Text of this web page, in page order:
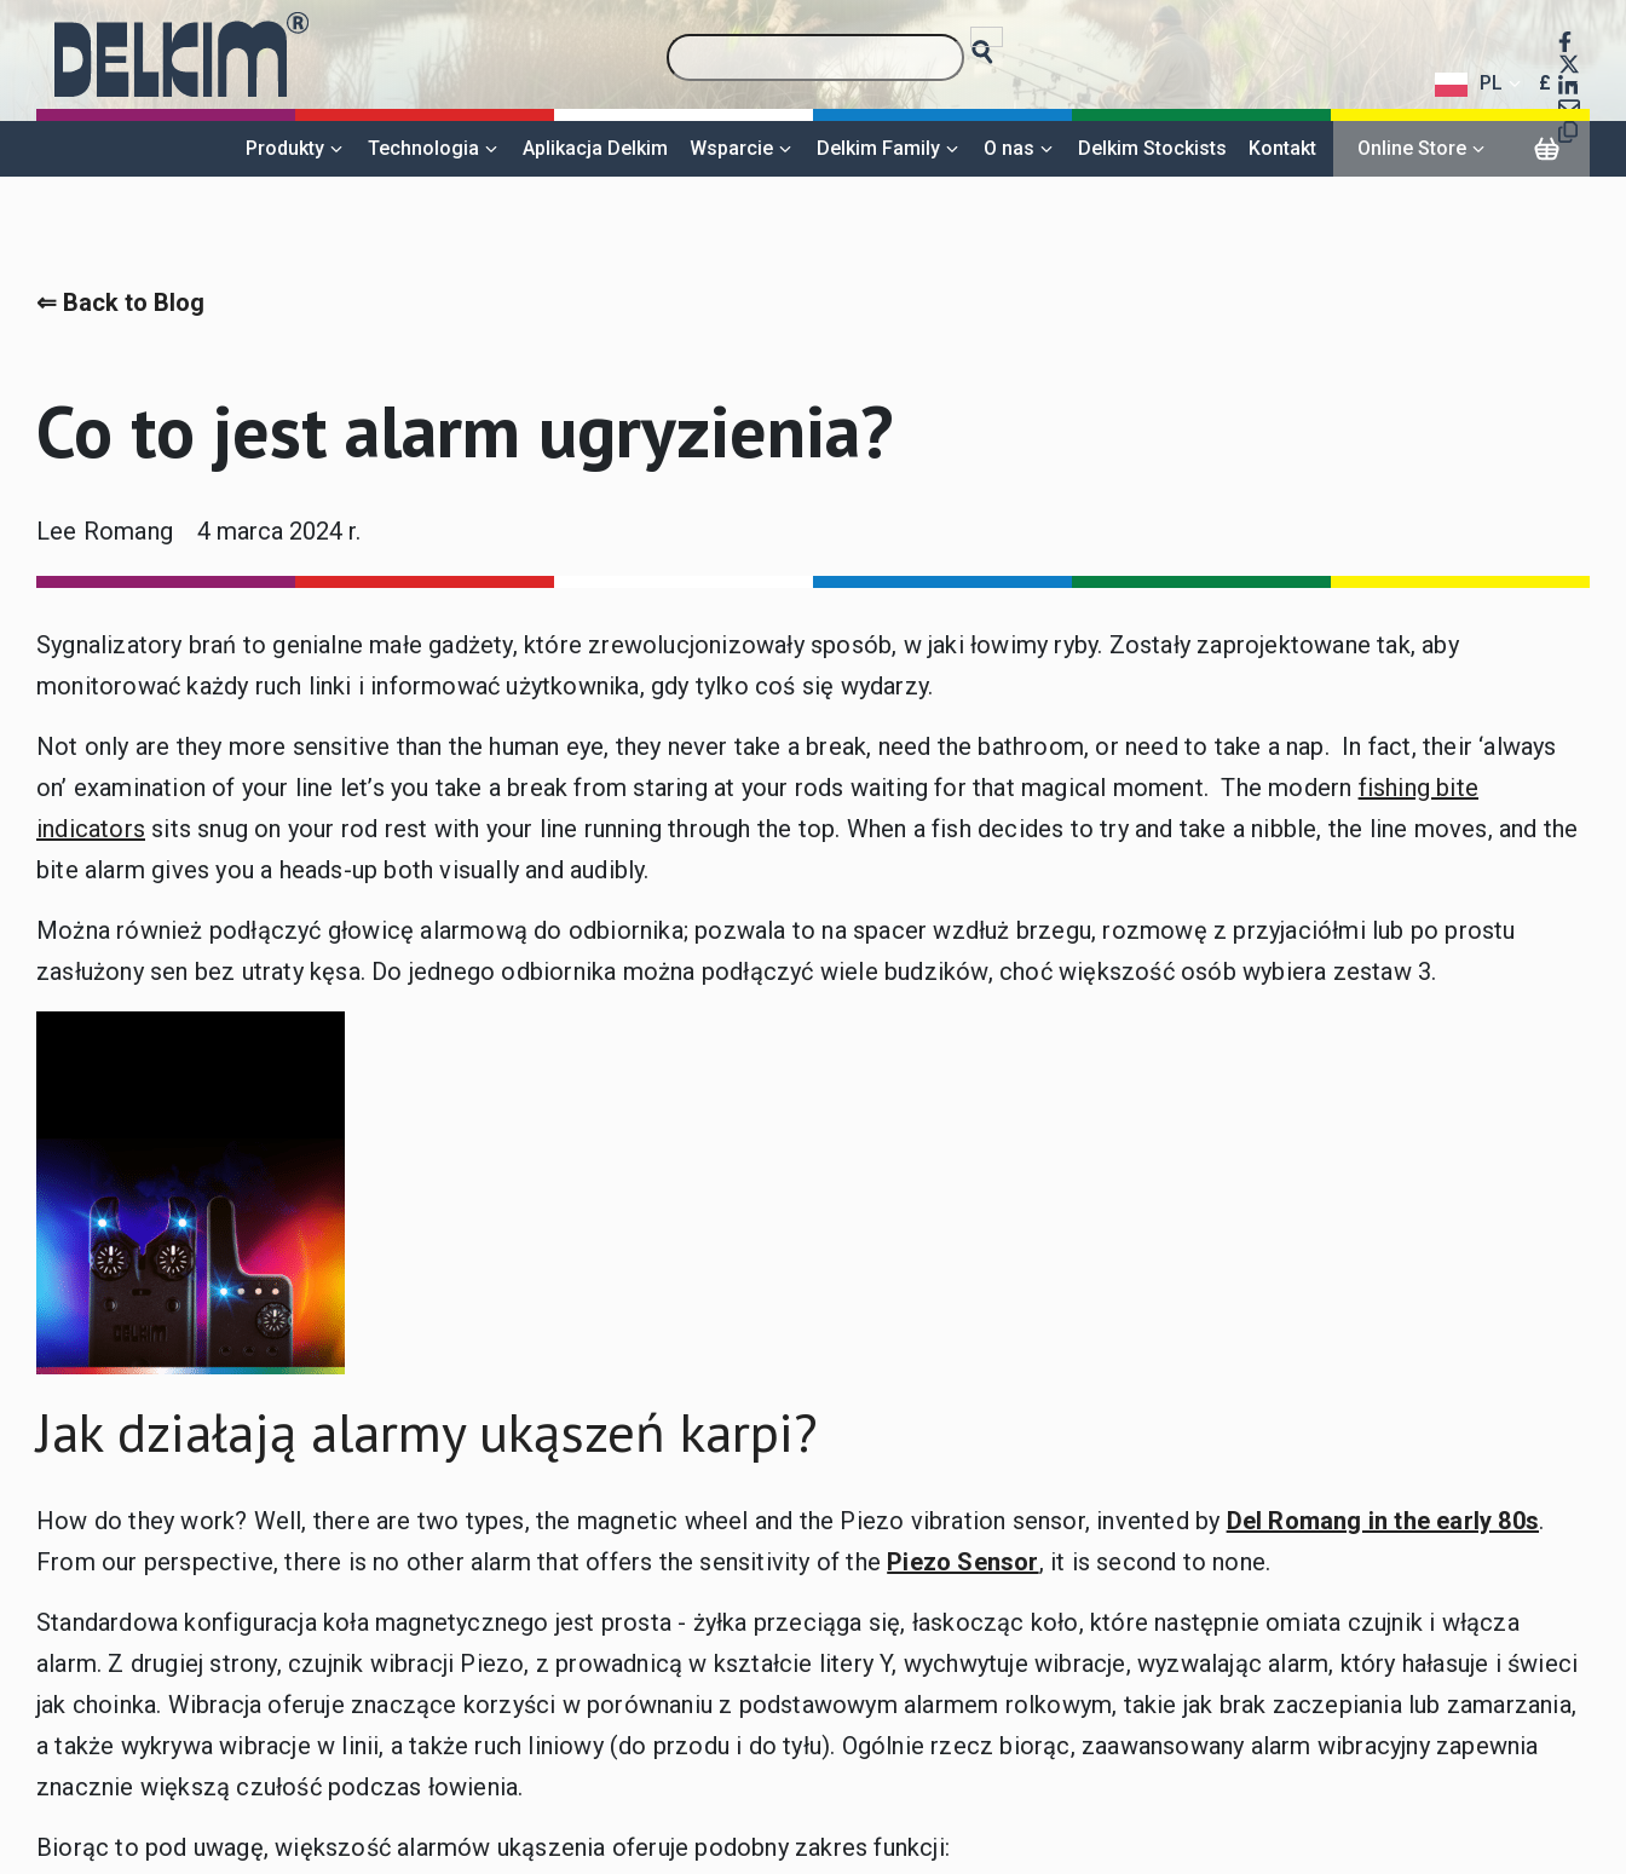
Produkty Technologia Aplikacja Delkim Wsparcie Delkim Family O nas Delkim Stockists Kontakt Online Store
PL £
€
⇐ Back to Blog
Co to jest alarm ugryzienia?
Lee Romang 4 marca 2024 r.
Sygnalizatory brań to genialne małe gadżety, które zrewolucjonizowały sposób, w jaki łowimy ryby. Zostały zaprojektowane tak, aby
monitorować każdy ruch linki i informować użytkownika, gdy tylko coś się wydarzy.
Not only are they more sensitive than the human eye, they never take a break, need the bathroom, or need to take a nap. In fact, their ‘always
on’ examination of your line let’s you take a break from staring at your rods waiting for that magical moment. The modern fishing bite
indicators sits snug on your rod rest with your line running through the top. When a fish decides to try and take a nibble, the line moves, and the
bite alarm gives you a heads-up both visually and audibly.
Można również podłączyć głowicę alarmową do odbiornika; pozwala to na spacer wzdłuż brzegu, rozmowę z przyjaciółmi lub po prostu
zasłużony sen bez utraty kęsa. Do jednego odbiornika można podłączyć wiele budzików, choć większość osób wybiera zestaw 3.
Jak działają alarmy ukąszeń karpi?
How do they work? Well, there are two types, the magnetic wheel and the Piezo vibration sensor, invented by Del Romang in the early 80s.
From our perspective, there is no other alarm that offers the sensitivity of the Piezo Sensor, it is second to none.
Standardowa konfiguracja koła magnetycznego jest prosta - żyłka przeciąga się, łaskocząc koło, które następnie omiata czujnik i włącza
alarm. Z drugiej strony, czujnik wibracji Piezo, z prowadnicą w kształcie litery Y, wychwytuje wibracje, wyzwalając alarm, który hałasuje i świeci
jak choinka. Wibracja oferuje znaczące korzyści w porównaniu z podstawowym alarmem rolkowym, takie jak brak zaczepiania lub zamarzania,
a także wykrywa wibracje w linii, a także ruch liniowy (do przodu i do tyłu). Ogólnie rzecz biorąc, zaawansowany alarm wibracyjny zapewnia
znacznie większą czułość podczas łowienia.
Biorąc to pod uwagę, większość alarmów ukąszenia oferuje podobny zakres funkcji: